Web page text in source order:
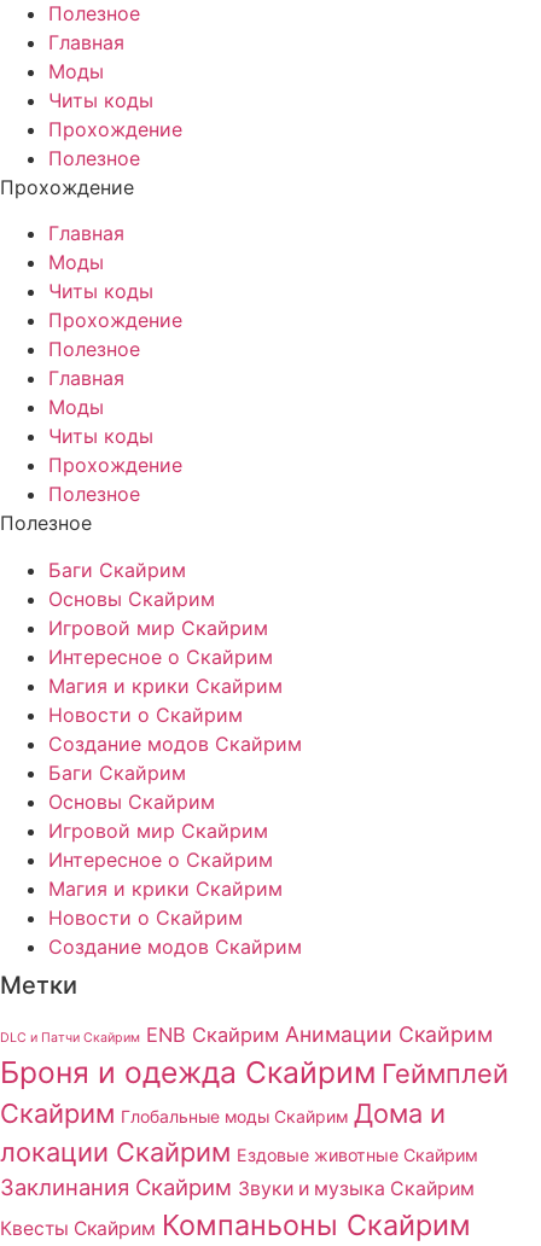
Полезное
Главная
Моды
Читы коды
Прохождение
Полезное
Прохождение
Главная
Моды
Читы коды
Прохождение
Полезное
Главная
Моды
Читы коды
Прохождение
Полезное
Полезное
Баги Скайрим
Основы Скайрим
Игровой мир Скайрим
Интересное о Скайрим
Магия и крики Скайрим
Новости о Скайрим
Создание модов Скайрим
Баги Скайрим
Основы Скайрим
Игровой мир Скайрим
Интересное о Скайрим
Магия и крики Скайрим
Новости о Скайрим
Создание модов Скайрим
Метки
DLC и Патчи Скайрим ENB Скайрим Анимации Скайрим
Броня и одежда Скайрим Геймплей
Скайрим Глобальные моды Скайрим Дома и
локации Скайрим Ездовые животные Скайрим
Заклинания Скайрим Звуки и музыка Скайрим
Квесты Скайрим Компаньоны Скайрим